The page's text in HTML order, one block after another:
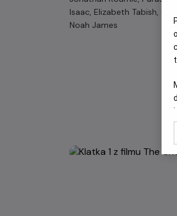
Isaac, Elizabeth Tabish,
Noah James